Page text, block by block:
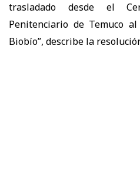
trasladado desde el
Penitenciario de Temuco
Biobío”, describe la